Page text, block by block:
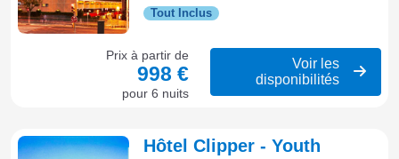
vacances festives et ensoleillées au cœur de
la Costa Brava.
Tout Inclus
Prix à partir de
998 €
pour 6 nuits
Voir les
disponibilités
Hôtel Clipper - Youth